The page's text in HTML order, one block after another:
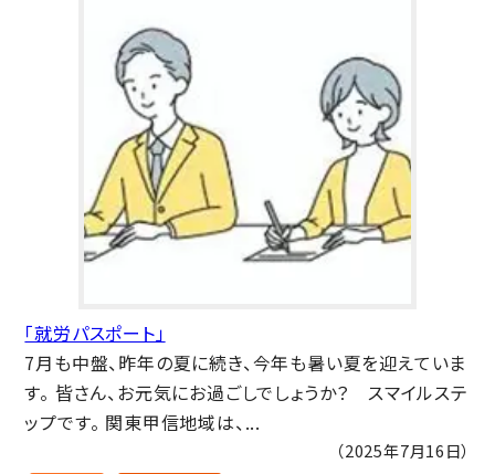
「就労パスポート」
7月も中盤、昨年の夏に続き、今年も暑い夏を迎えていま
す。 皆さん、お元気にお過ごしでしょうか？ スマイルステ
ップです。 関東甲信地域は、...
（2025年7月16日）